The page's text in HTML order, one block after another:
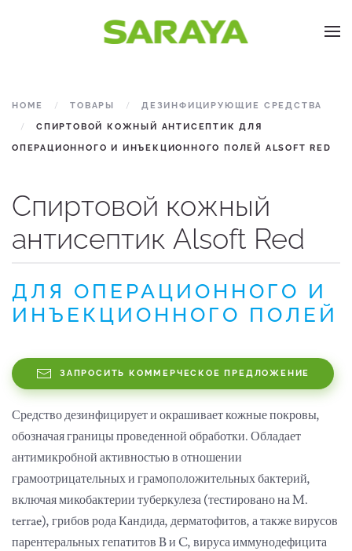
Skip to main content
HOME ТОВАРЫ ДЕЗИНФИЦИРУЮЩИЕ СРЕДСТВА
СПИРТОВОЙ КОЖНЫЙ АНТИСЕПТИК ДЛЯ
ОПЕРАЦИОННОГО И ИНЪЕКЦИОННОГО ПОЛЕЙ ALSOFT RED
Спиртовой кожный
антисептик Alsoft Red
ДЛЯ ОПЕРАЦИОННОГО И
ИНЪЕКЦИОННОГО ПОЛЕЙ
ЗАПРОСИТЬ КОММЕРЧЕСКОЕ ПРЕДЛОЖЕНИЕ
Средство дезинфицирует и окрашивает кожные покровы,
обозначая границы проведенной обработки. Обладает
антимикробной активностью в отношении
грамоотрицательных и грамоположительных бактерий,
включая микобактерии туберкулеза (тестировано на M.
terrae), грибов рода Кандида, дерматофитов, а также вирусов
парентеральных гепатитов B и C, вируса иммунодефицита